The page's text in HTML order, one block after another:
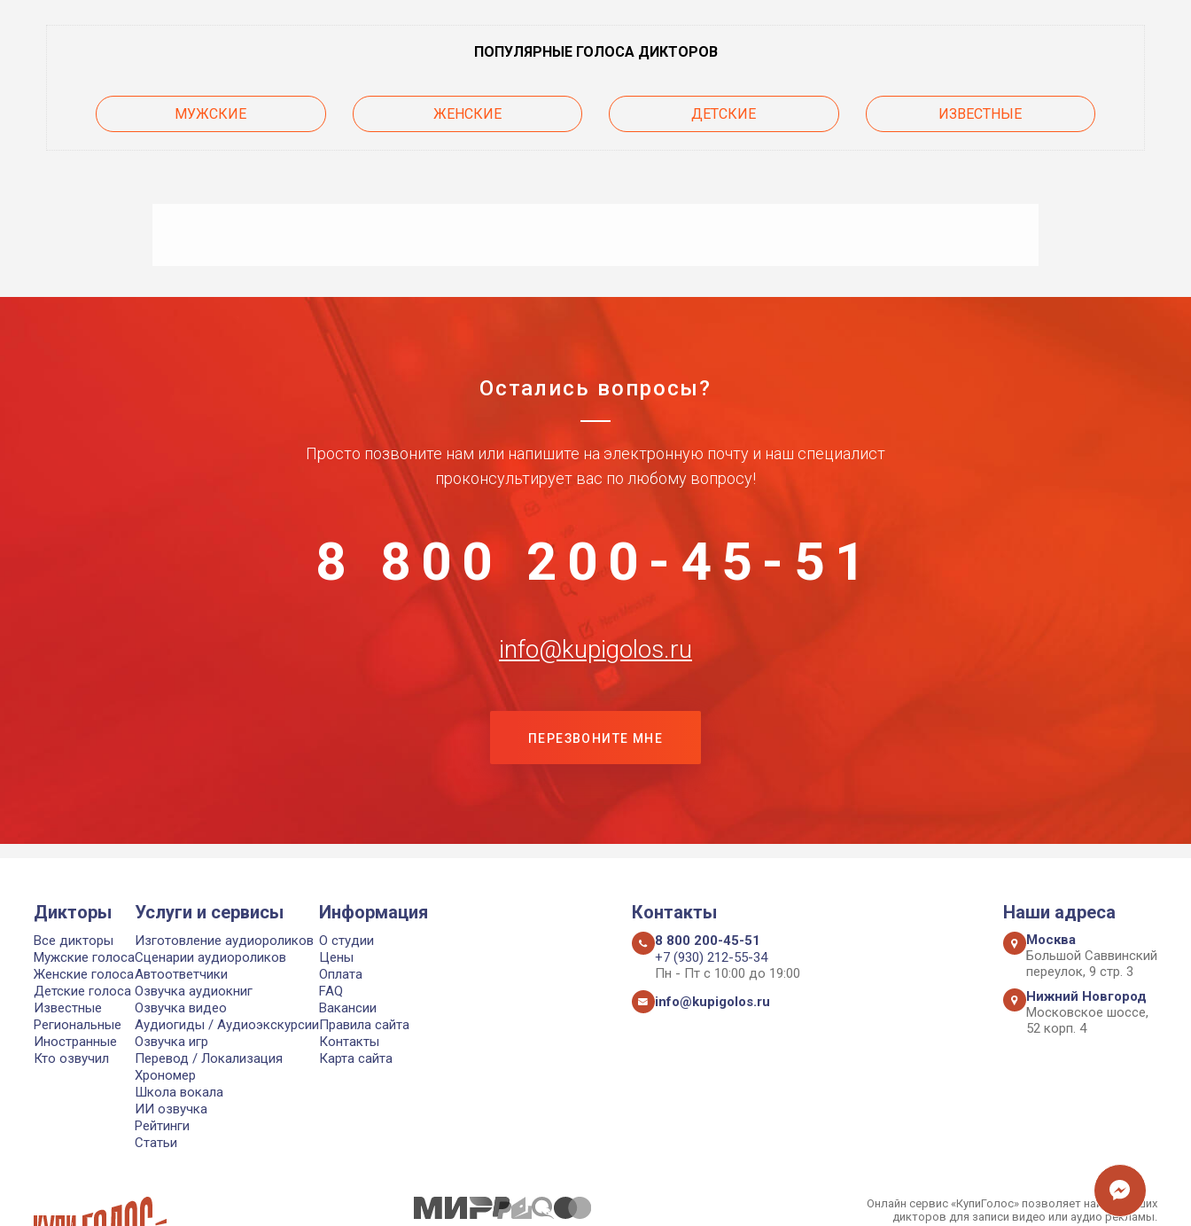
ПОПУЛЯРНЫЕ ГОЛОСА ДИКТОРОВ
МУЖСКИЕ ЖЕНСКИЕ ДЕТСКИЕ ИЗВЕСТНЫЕ
Остались вопросы?
Просто позвоните нам или напишите на электронную почту и наш специалист
проконсультирует вас по любому вопросу!
8 800 200-45-51
info@kupigolos.ru
ПЕРЕЗВОНИТЕ МНЕ
Дикторы
Все дикторы
Мужские голоса
Женские голоса
Детские голоса
Известные
Региональные
Иностранные
Кто озвучил
Услуги и сервисы
Изготовление аудиороликов
Сценарии аудиороликов
Автоответчики
Озвучка аудиокниг
Озвучка видео
Аудиогиды / Аудиоэкскурсии
Озвучка игр
Перевод / Локализация
Хрономер
Школа вокала
ИИ озвучка
Рейтинги
Статьи
Информация
О студии
Цены
Оплата
FAQ
Вакансии
Правила сайта
Контакты
Карта сайта
Контакты
8 800 200-45-51
+7 (930) 212-55-34
Пн - Пт с 10:00 до 19:00
info@kupigolos.ru
Наши адреса
Москва
Большой Саввинский
переулок, 9 стр. 3
Нижний Новгород
Московское шоссе,
52 корп. 4
Онлайн сервис «КупиГолос» позволяет найти лучших
дикторов для записи видео или аудио рекламы.